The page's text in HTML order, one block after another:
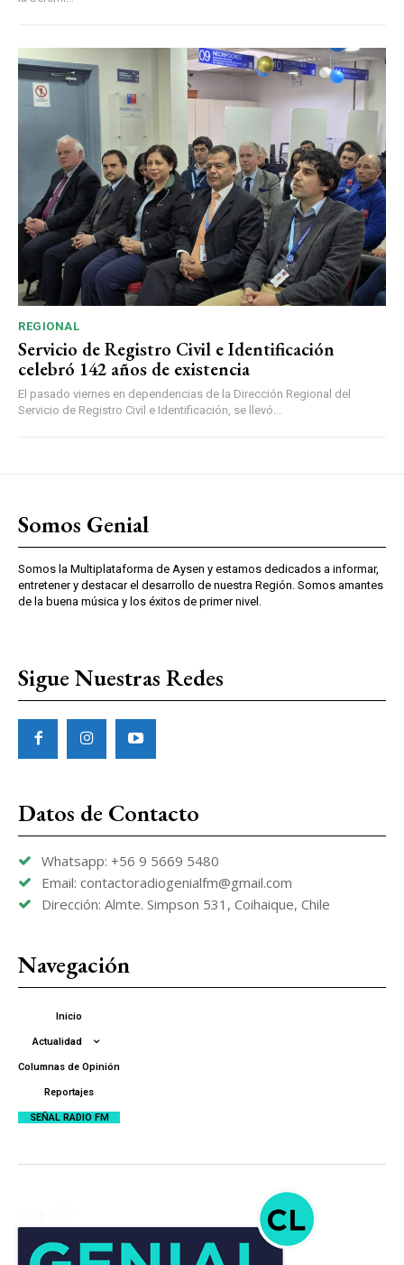
REGIONAL
Servicio de Registro Civil e Identificación
celebró 142 años de existencia
El pasado viernes en dependencias de la Dirección Regional del
Servicio de Registro Civil e Identificación, se llevó...
Somos Genial
Somos la Multiplataforma de Aysen y estamos dedicados a informar,
entretener y destacar el desarrollo de nuestra Región. Somos amantes
de la buena música y los éxitos de primer nivel.
Sigue Nuestras Redes
Datos de Contacto
Whatsapp: +56 9 5669 5480
Email: contactoradiogenialfm@gmail.com
Dirección: Almte. Simpson 531, Coihaique, Chile
Navegación
Inicio
Actualidad
Columnas de Opinión
Reportajes
SEÑAL RADIO FM